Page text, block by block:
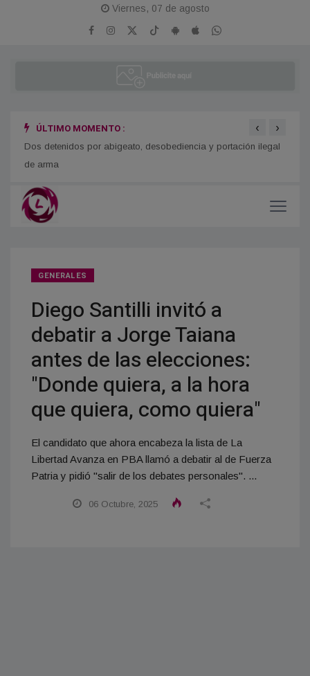
Viernes, 07 de agosto
ÚLTIMO MOMENTO :
Dos detenidos por abigeato, desobediencia y portación ilegal
de arma
‹ ›
GENERALES
Diego Santilli invitó a
debatir a Jorge Taiana
antes de las elecciones:
"Donde quiera, a la hora
que quiera, como quiera"
El candidato que ahora encabeza la lista de La
Libertad Avanza en PBA llamó a debatir al de Fuerza
Patria y pidió "salir de los debates personales". ...
06 Octubre, 2025